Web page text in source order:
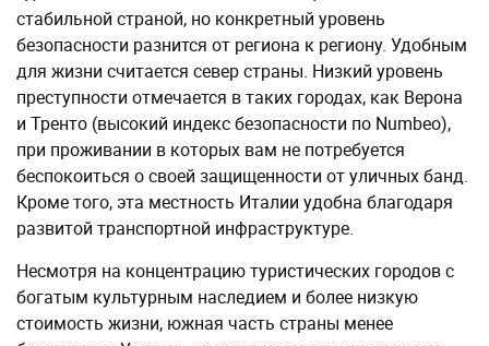
стабильной страной, но конкретный уровень
безопасности разнится от региона к региону. Удобным
для жизни считается север страны. Низкий уровень
преступности отмечается в таких городах, как Верона
и Тренто (высокий индекс безопасности по Numbeo),
при проживании в которых вам не потребуется
беспокоиться о своей защищенности от уличных банд.
Кроме того, эта местность Италии удобна благодаря
развитой транспортной инфраструктуре.
Несмотря на концентрацию туристических городов с
богатым культурным наследием и более низкую
стоимость жизни, южная часть страны менее